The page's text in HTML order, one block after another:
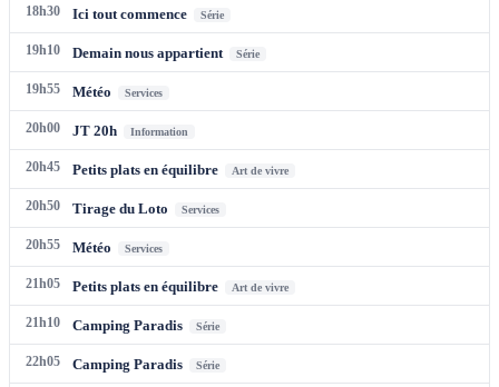
18h30 Ici tout commence Série
19h10 Demain nous appartient Série
19h55 Météo Services
20h00 JT 20h Information
20h45 Petits plats en équilibre Art de vivre
20h50 Tirage du Loto Services
20h55 Météo Services
21h05 Petits plats en équilibre Art de vivre
21h10 Camping Paradis Série
22h05 Camping Paradis Série